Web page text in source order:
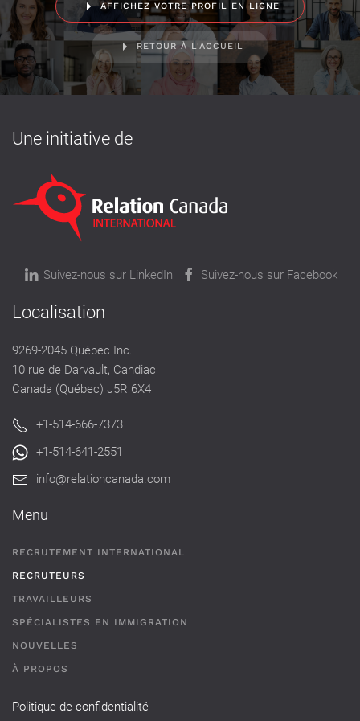
AFFICHEZ VOTRE PROFIL EN LIGNE
RETOUR À L'ACCUEIL
Une initiative de
Suivez-nous sur LinkedIn Suivez-nous sur Facebook
Localisation
9269-2045 Québec Inc.
10 rue de Darvault, Candiac
Canada (Québec) J5R 6X4
+1-514-666-7373
+1-514-641-2551
info@relationcanada.com
Menu
RECRUTEMENT INTERNATIONAL
RECRUTEURS
TRAVAILLEURS
SPÉCIALISTES EN IMMIGRATION
NOUVELLES
À PROPOS
Politique de confidentialité